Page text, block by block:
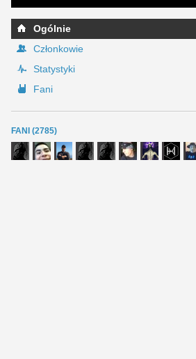
Ogólnie
Członkowie
Statystyki
Fani
FANI (2785)